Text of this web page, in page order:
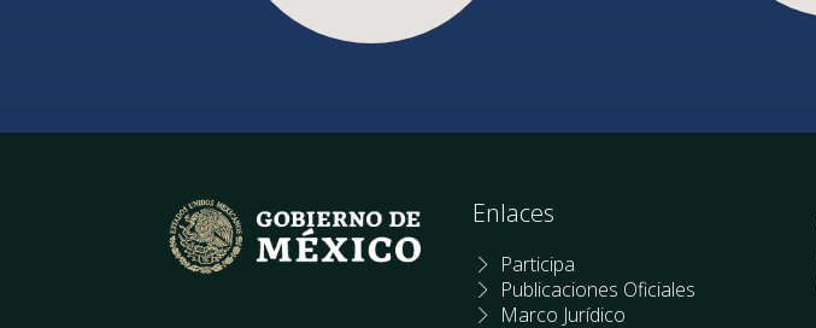
Enlaces
Participa
Publicaciones Oficiales
Marco Jurídico